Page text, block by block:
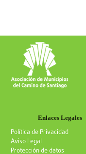
Enlaces Legales
Política de Privacidad
Aviso Legal
Protección de datos